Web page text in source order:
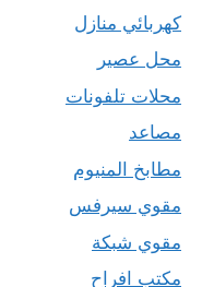
كهربائي منازل
محل عصير
محلات تلفونات
مصاعد
مطابخ المنيوم
مقوي سيرفس
مقوي شبكة
مكتب افراح